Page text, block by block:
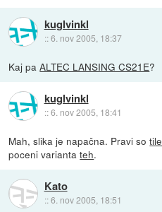
kuglvinkl
::6. nov 2005, 18:37
Kaj paALTEC LANSING CS21E?
kuglvinkl
::6. nov 2005, 18:41
Mah, slika je napačna. Pravi sotile
poceni variantateh.
Kato
::6. nov 2005, 18:51